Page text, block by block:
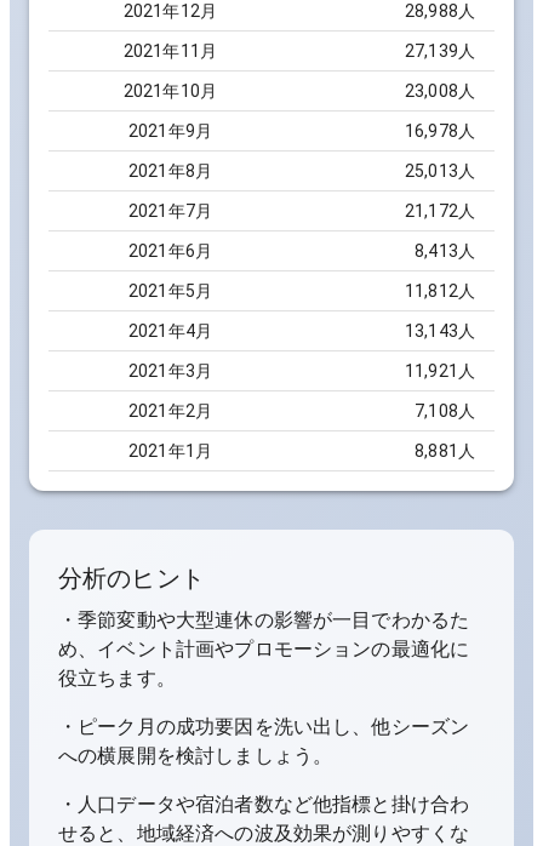
2021年12 月 28,988 人
2021年11 月 27,139 人
2021年10 月 23,008 人
2021 年9 月 16,978 人
2021 年8 月 25,013 人
2021 年7月 21,172 人
2021 年6 月 8,413 人
2021 年5 月 11,812 人
2021 年4月 13,143 人
2021 年3 月 11,921 人
2021 年2 月 7,108 人
2021 年1 月 8,881 人
分析のヒント
・季節変動や大型連休の影響が一目でわかるた
め、イベント計画やプロモーションの最適化に
役立ちます。
・ピーク月の成功要因を洗い出し、他シーズン
への横展開を検討しましょう。
・人口データや宿泊者数など他指標と掛け合わ
せると、地域経済への波及効果が測りやすくな